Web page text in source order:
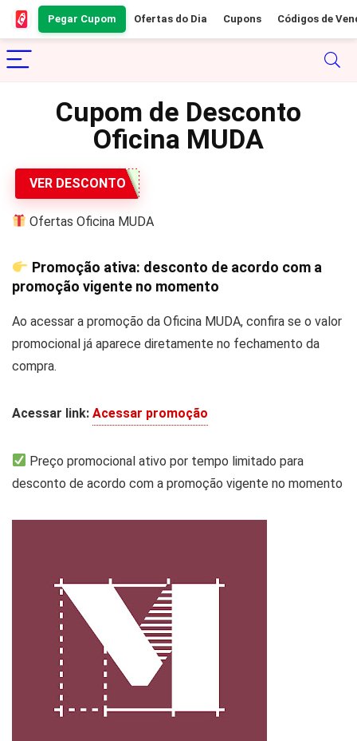
Pegar Cupom Ofertas do Dia Cupons Códigos de
Cupom de Desconto
Oficina MUDA
VER DESCONTO
Ofertas Oficina MUDA
Promoção ativa: desconto de acordo com a
promoção vigente no momento
Ao acessar a promoção da Oficina MUDA, confira se o valor
promocional já aparece diretamente no fechamento da
compra.
Acessar link: Acessar promoção
Preço promocional ativo por tempo limitado para
desconto de acordo com a promoção vigente no momento